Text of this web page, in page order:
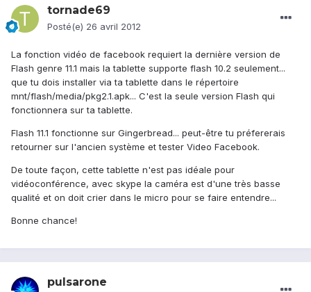
tornade69
Posté(e) 26 avril 2012
La fonction vidéo de facebook requiert la dernière version de
Flash genre 11.1 mais la tablette supporte flash 10.2 seulement...
que tu dois installer via ta tablette dans le répertoire
mnt/flash/media/pkg2.1.apk... C'est la seule version Flash qui
fonctionnera sur ta tablette.
Flash 11.1 fonctionne sur Gingerbread... peut-être tu préfererais
retourner sur l'ancien système et tester Video Facebook.
De toute façon, cette tablette n'est pas idéale pour
vidéoconférence, avec skype la caméra est d'une très basse
qualité et on doit crier dans le micro pour se faire entendre...
Bonne chance!
pulsarone